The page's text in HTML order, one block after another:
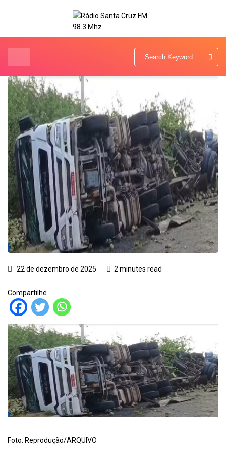
22 de dezembro de 2025 2 minutes read
Compartilhe
Foto: Reprodução/ARQUIVO